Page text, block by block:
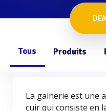
Tous Produits
La gainerie est une
cuir qui consiste en